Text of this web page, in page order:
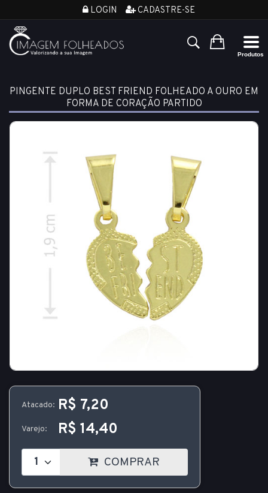
LOGIN CADASTRE-SE
PINGENTE DUPLO BEST FRIEND FOLHEADO A OURO EM
FORMA DE CORAÇÃO PARTIDO
Atacado: R$ 7,20
Varejo: R$ 14,40
COMPRAR